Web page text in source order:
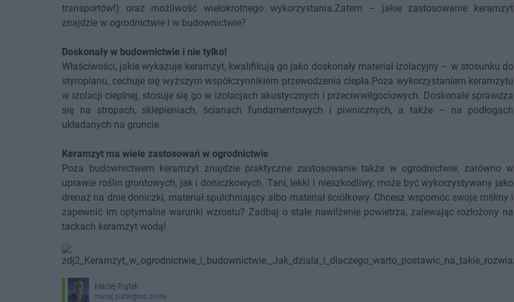
transportów!) oraz możliwość wielokrotnego wykorzystania.Zatem – jakie zastosowanie keramzyt
znajdzie w ogrodnictwie i w budownictwie?
Doskonały w budownictwie i nie tylko!
Właściwości, jakie wykazuje keramzyt, kwalifikują go jako doskonały materiał izolacyjny – w stosunku do
styropianu, cechuje się wyższym współczynnikiem przewodzenia ciepła.Poza wykorzystaniem keramzytu
w izolacji cieplnej, stosuje się go w izolacjach akustycznych i przeciwwilgociowych. Doskonale sprawdza
się na stropach, sklepieniach, ścianach fundamentowych i piwnicznych, a także – na podłogach
układanych na gruncie.
Keramzyt ma wiele zastosowań w ogrodnictwie
Poza budownictwem keramzyt znajdzie praktyczne zastosowanie także w ogrodnictwie, zarówno w
uprawie roślin gruntowych, jak i doniczkowych. Tani, lekki i nieszkodliwy, może być wykorzystywany jako
drenaż na dnie doniczki, materiał spulchniający albo materiał ściółkowy. Chcesz wspomóc swoje rośłiny i
zapewnić im optymalne warunki wzrostu? Zadbaj o stałe nawilżenie powietrza, zalewając rozłożony na
tackach keramzyt wodą!
Maciej Piątek
maciej.piatek@ino.online